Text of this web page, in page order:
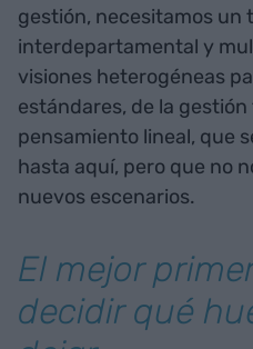
gestión, necesitamos un
interdepartamental y
visiones heterogéneas
estándares, de la
pensamiento lineal, que
hasta aquí, pero que no
nuevos escenarios.
El mejor
decidir qué